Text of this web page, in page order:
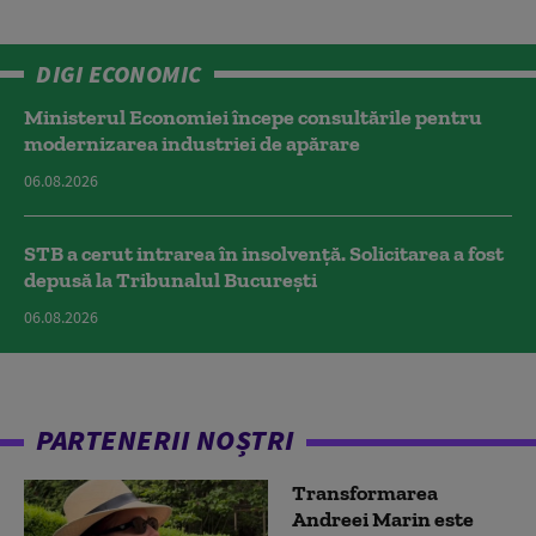
DIGI ECONOMIC
Ministerul Economiei începe consultările pentru
modernizarea industriei de apărare
06.08.2026
STB a cerut intrarea în insolvență. Solicitarea a fost
depusă la Tribunalul București
06.08.2026
PARTENERII NOȘTRI
Transformarea
Andreei Marin este